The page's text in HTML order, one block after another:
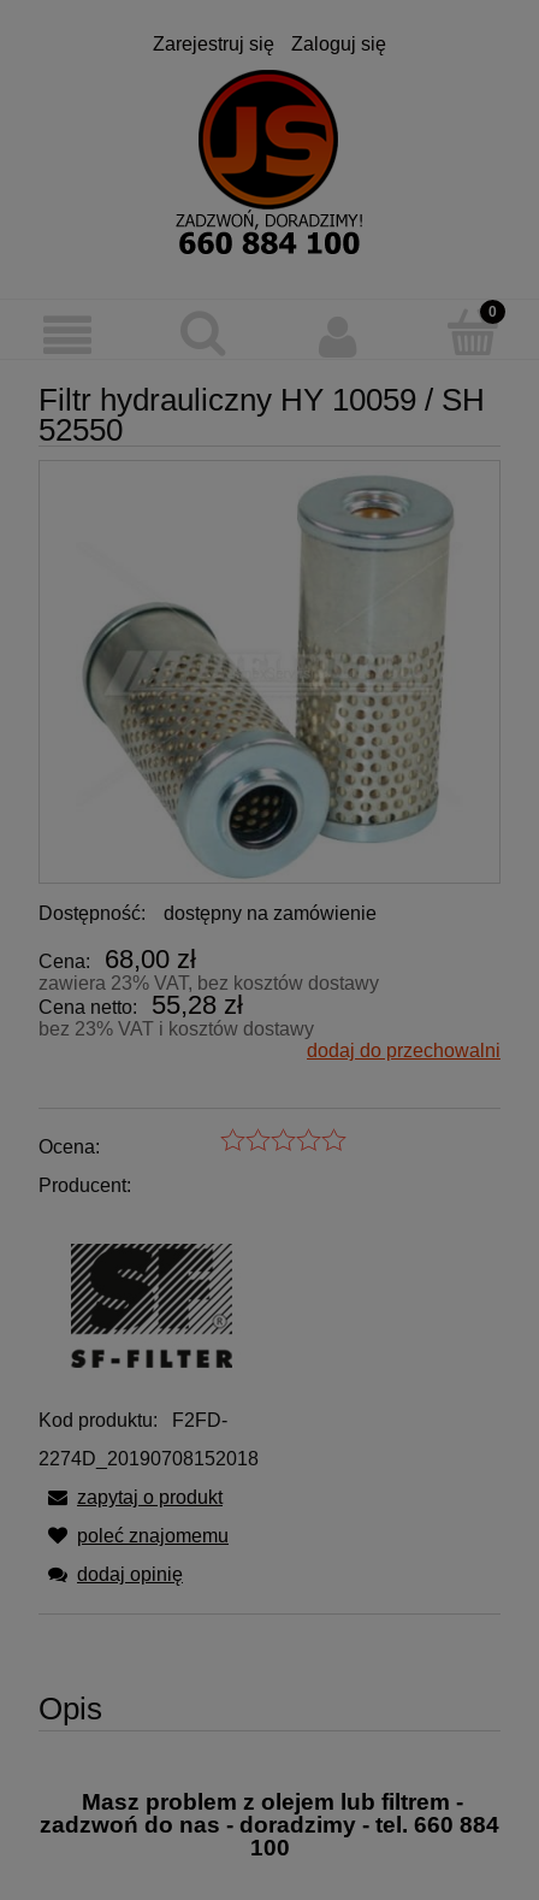
Zarejestruj się Zaloguj się
Filtr hydrauliczny HY 10059 / SH
52550
Dostępność: dostępny na zamówienie
Cena: 68,00 zł
zawiera 23% VAT, bez kosztów dostawy
Cena netto:
55,28 zł
bez 23% VAT i kosztów dostawy
dodaj do przechowalni
Ocena:
Producent:
Kod produktu:
F2FD-
2274D_20190708152018
zapytaj o produkt
poleć znajomemu
dodaj opinię
Opis
Masz problem z olejem lub filtrem -
zadzwoń do nas - doradzimy - tel. 660 884
100